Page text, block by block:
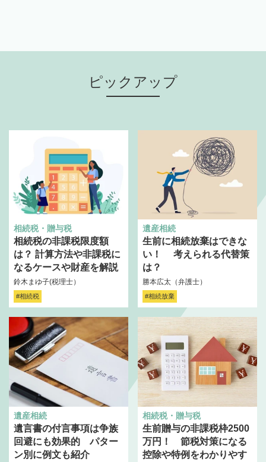
ピックアップ
相続税・贈与税
相続税の非課税限度額
は？ 計算方法や非課税に
なるケースや財産を解説
鈴木まゆ子(税理士）
#相続税
遺産相続
生前に相続放棄はできな
い！ 考えられる代替策
は？
勝本広太（弁護士）
#相続放棄
遺産相続
遺言書の付言事項は争族
回避にも効果的 パター
ン別に例文も紹介
相続税・贈与税
生前贈与の非課税枠2500
万円！ 節税対策になる
控除や特例をわかりやす